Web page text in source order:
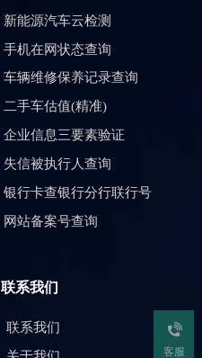
新能源汽车云检测
手机在网状态查询
车辆维修保养记录查询
二手车估值(精准)
企业信息三要素验证
失信被执行人查询
银行卡查银行分行联行号
网站备案号查询
联系我们
联系我们
客服